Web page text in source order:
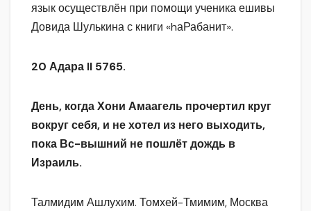
язык осуществлён при помощи ученика ешивы
Довида Шулькина с книги «hаРабанит».
20 Адара II 5765.
День, когда Хони Амаагель прочертил круг
вокруг себя, и не хотел из него выходить,
пока Вс-вышний не пошлёт дождь в
Израиль.
Талмидим Ашлухим. Томхей-Тмимим, Москва